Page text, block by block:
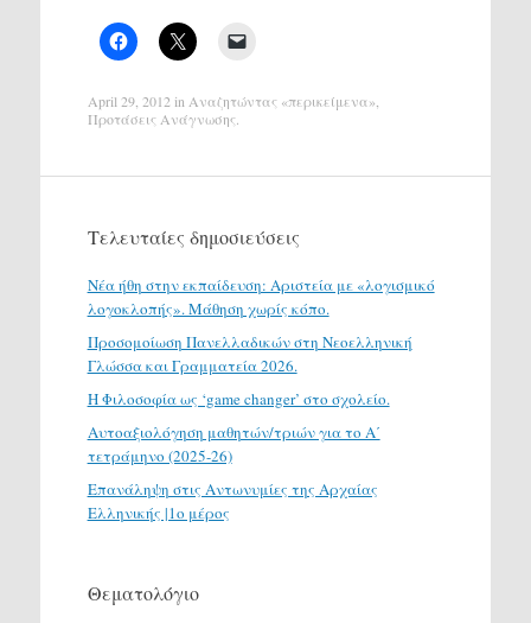
April 29, 2012 in Αναζητώντας «περικείμενα»
Προτάσεις Ανάγνωσης.
Τελευταίες δημοσιεύσεις
Νέα ήθη στην εκπαίδευση: Αριστεία με «λογισμικό
λογοκλοπής». Μάθηση χωρίς κόπο.
Προσομοίωση Πανελλαδικών στη Νεοελληνική
Γλώσσα και Γραμματεία 2026.
H Φιλοσοφία ως ‘game changer’ στο σχολείο.
Αυτοαξιολόγηση μαθητών/τριών για το Α΄
τετράμηνο (2025-26)
Επανάληψη στις Αντωνυμίες της Αρχαίας
Ελληνικής |1ο μέρος
Θεματολόγιο